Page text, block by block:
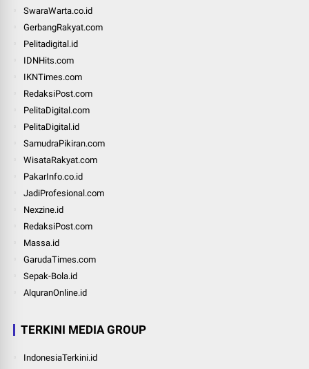
SwaraWarta.co.id
GerbangRakyat.com
Pelitadigital.id
IDNHits.com
IKNTimes.com
RedaksiPost.com
PelitaDigital.com
PelitaDigital.id
SamudraPikiran.com
WisataRakyat.com
PakarInfo.co.id
JadiProfesional.com
Nexzine.id
RedaksiPost.com
Massa.id
GarudaTimes.com
Sepak-Bola.id
AlquranOnline.id
TERKINI MEDIA GROUP
IndonesiaTerkini.id